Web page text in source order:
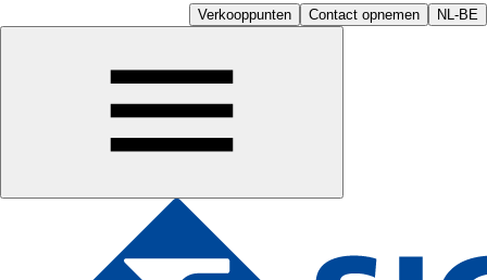
Verkooppunten Contact opnemen NL-BE